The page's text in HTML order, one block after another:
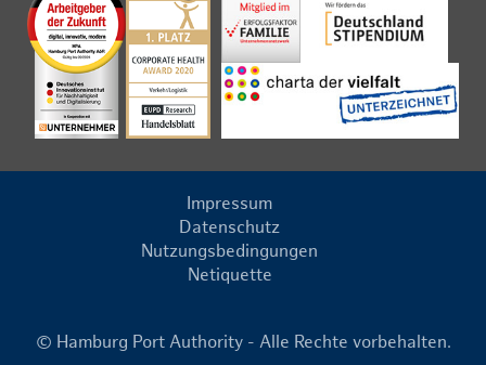
Impressum
Datenschutz
Nutzungsbedingungen
Netiquette
© Hamburg Port Authority - Alle Rechte vorbehalten.